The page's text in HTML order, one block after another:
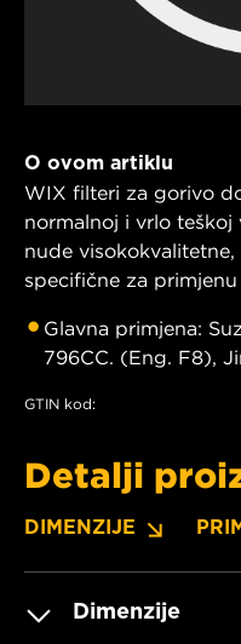
O ovom artiklu
WIX filteri za gorivo
normalnoj i vrlo
nude
specifične za
Glavna primjena:
796CC. (Eng. F8),
GTIN kod:
Detalji
DIMENZIJE
Dimenzije